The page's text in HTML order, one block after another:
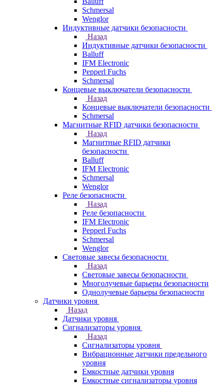
Schmersal
Wenglor
Индуктивные датчики безопасности
Назад
Индуктивные датчики безопасности
Balluff
IFM Electronic
Pepperl Fuchs
Schmersal
Концевые выключатели безопасности
Назад
Концевые выключатели безопасности
Schmersal
Магнитные RFID датчики безопасности
Назад
Магнитные RFID датчики
безопасности
Balluff
IFM Electronic
Schmersal
Wenglor
Реле безопасности
Назад
Реле безопасности
IFM Electronic
Pepperl Fuchs
Schmersal
Wenglor
Световые завесы безопасности
Назад
Световые завесы безопасности
Многолучевые барьеры безопасности
Однолучевые барьеры безопасности
Датчики уровня
Назад
Датчики уровня
Сигнализаторы уровня
Назад
Сигнализаторы уровня
Вибрационные датчики предельного
уровня
Емкостные датчики уровня
Емкостные сигнализаторы уровня